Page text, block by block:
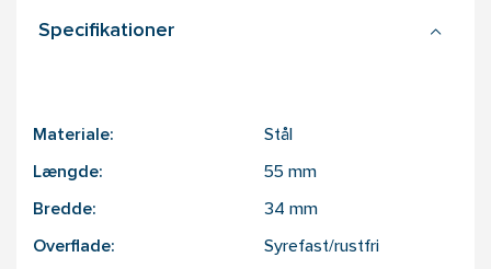
Specifikationer
Materiale: Stål
Længde: 55 mm
Bredde: 34 mm
Overflade: Syrefast/rustfri